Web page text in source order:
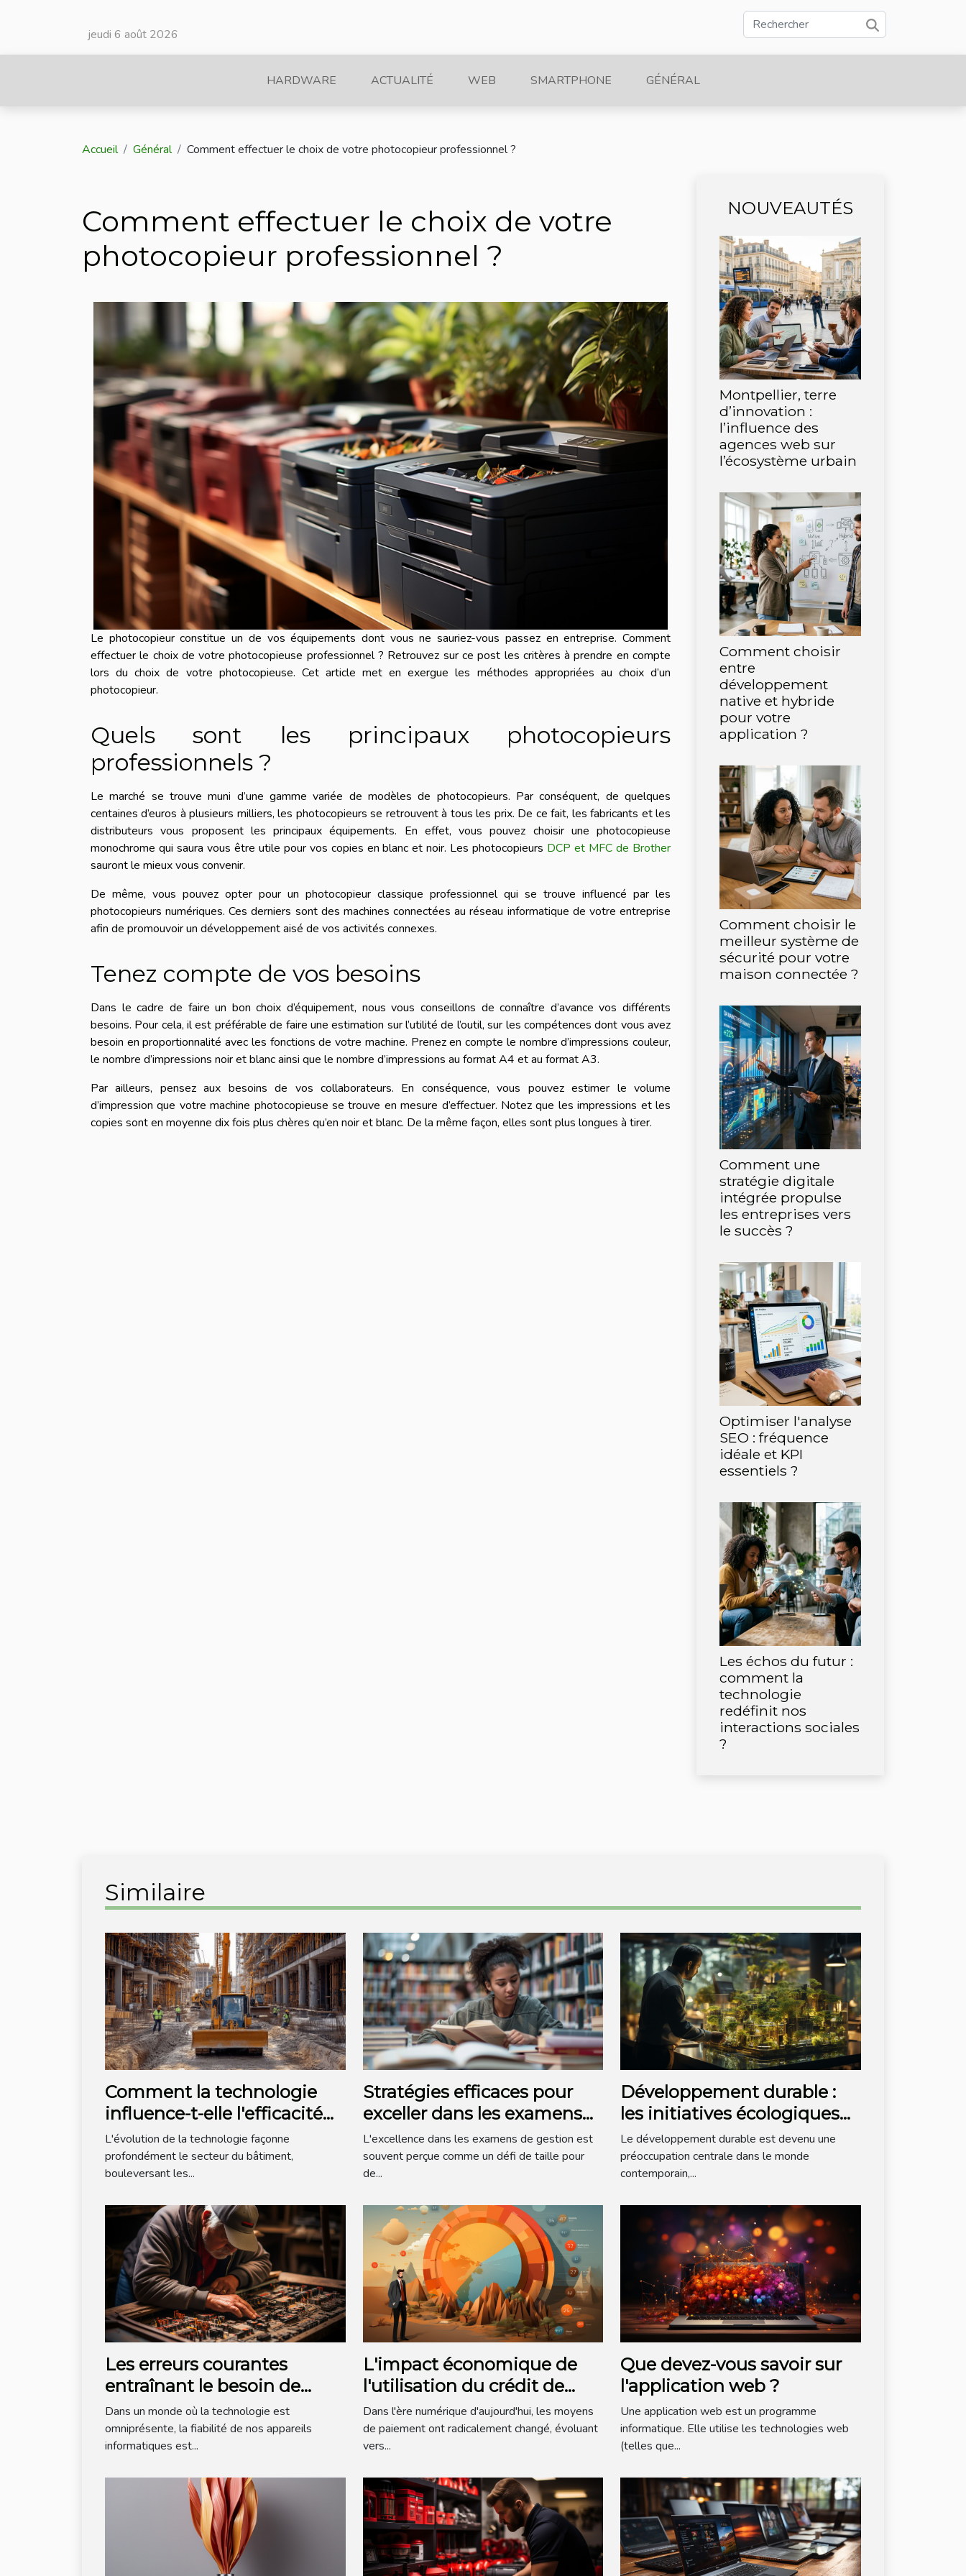
jeudi 6 août 2026
HARDWARE ACTUALITÉ WEB SMARTPHONE GÉNÉRAL
Accueil Général Comment effectuer le choix de votre photocopieur professionnel ?
Comment effectuer le choix de votre
photocopieur professionnel ?
Le photocopieur constitue un de vos équipements dont vous ne sauriez-vous passez en entreprise. Comment
effectuer le choix de votre photocopieuse professionnel ? Retrouvez sur ce post les critères à prendre en compte
lors du choix de votre photocopieuse. Cet article met en exergue les méthodes appropriées au choix d’un
photocopieur.
Quels sont les principaux photocopieurs
professionnels ?
Le marché se trouve muni d’une gamme variée de modèles de photocopieurs. Par conséquent, de quelques
centaines d’euros à plusieurs milliers, les photocopieurs se retrouvent à tous les prix. De ce fait, les fabricants et les
distributeurs vous proposent les principaux équipements. En effet, vous pouvez choisir une photocopieuse
monochrome qui saura vous être utile pour vos copies en blanc et noir. Les photocopieurs DCP et MFC de Brother
sauront le mieux vous convenir.
De même, vous pouvez opter pour un photocopieur classique professionnel qui se trouve influencé par les
photocopieurs numériques. Ces derniers sont des machines connectées au réseau informatique de votre entreprise
afin de promouvoir un développement aisé de vos activités connexes.
Tenez compte de vos besoins
Dans le cadre de faire un bon choix d’équipement, nous vous conseillons de connaître d’avance vos différents
besoins. Pour cela, il est préférable de faire une estimation sur l’utilité de l’outil, sur les compétences dont vous avez
besoin en proportionnalité avec les fonctions de votre machine. Prenez en compte le nombre d’impressions couleur,
le nombre d’impressions noir et blanc ainsi que le nombre d’impressions au format A4 et au format A3.
Par ailleurs, pensez aux besoins de vos collaborateurs. En conséquence, vous pouvez estimer le volume
d’impression que votre machine photocopieuse se trouve en mesure d’effectuer. Notez que les impressions et les
copies sont en moyenne dix fois plus chères qu’en noir et blanc. De la même façon, elles sont plus longues à tirer.
NOUVEAUTÉS
Montpellier, terre
d’innovation :
l’influence des
agences web sur
l’écosystème urbain
Comment choisir
entre
développement
native et hybride
pour votre
application ?
Comment choisir le
meilleur système de
sécurité pour votre
maison connectée ?
Comment une
stratégie digitale
intégrée propulse
les entreprises vers
le succès ?
Optimiser l'analyse
SEO : fréquence
idéale et KPI
essentiels ?
Les échos du futur :
comment la
technologie
redéfinit nos
interactions sociales
?
Similaire
Comment la technologie
influence-t-elle l'efficacité
des méthodes de
construction modernes ?
L'évolution de la technologie façonne
profondément le secteur du bâtiment,
bouleversant les...
Stratégies efficaces pour
exceller dans les examens
de gestion
L'excellence dans les examens de gestion est
souvent perçue comme un défi de taille pour
de...
Développement durable :
les initiatives écologiques
dans la tech
Le développement durable est devenu une
préoccupation centrale dans le monde
contemporain,...
Les erreurs courantes
entraînant le besoin de
dépannage informatique
Dans un monde où la technologie est
omniprésente, la fiabilité de nos appareils
informatiques est...
L'impact économique de
l'utilisation du crédit de
communication comme
moyen de paiement: une
investigation détaillée
Dans l'ère numérique d'aujourd'hui, les moyens
de paiement ont radicalement changé, évoluant
vers...
Que devez-vous savoir sur
l'application web ?
Une application web est un programme
informatique. Elle utilise les technologies web
(telles que...